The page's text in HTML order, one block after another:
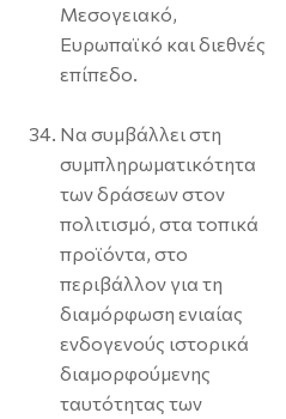
Μεσογειακό,
Ευρωπαϊκό και διεθνές
επίπεδο.
Να συμβάλλει στη
συμπληρωματικότητα
των δράσεων στον
πολιτισμό, στα τοπικά
προϊόντα, στο
περιβάλλον για τη
διαμόρφωση ενιαίας
ενδογενούς ιστορικά
διαμορφούμενης
ταυτότητας των